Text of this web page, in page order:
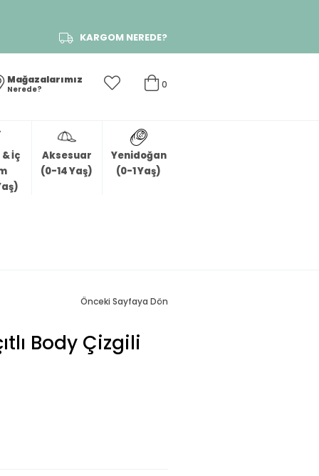
KARGOM NEREDE?
0
Mağazalarımız
Nerede?
İç
Aksesuar
(0-14 Yaş)
Yenidoğan
(0-1 Yaş)
Önceki Sayfaya Dön
Body Çizgili